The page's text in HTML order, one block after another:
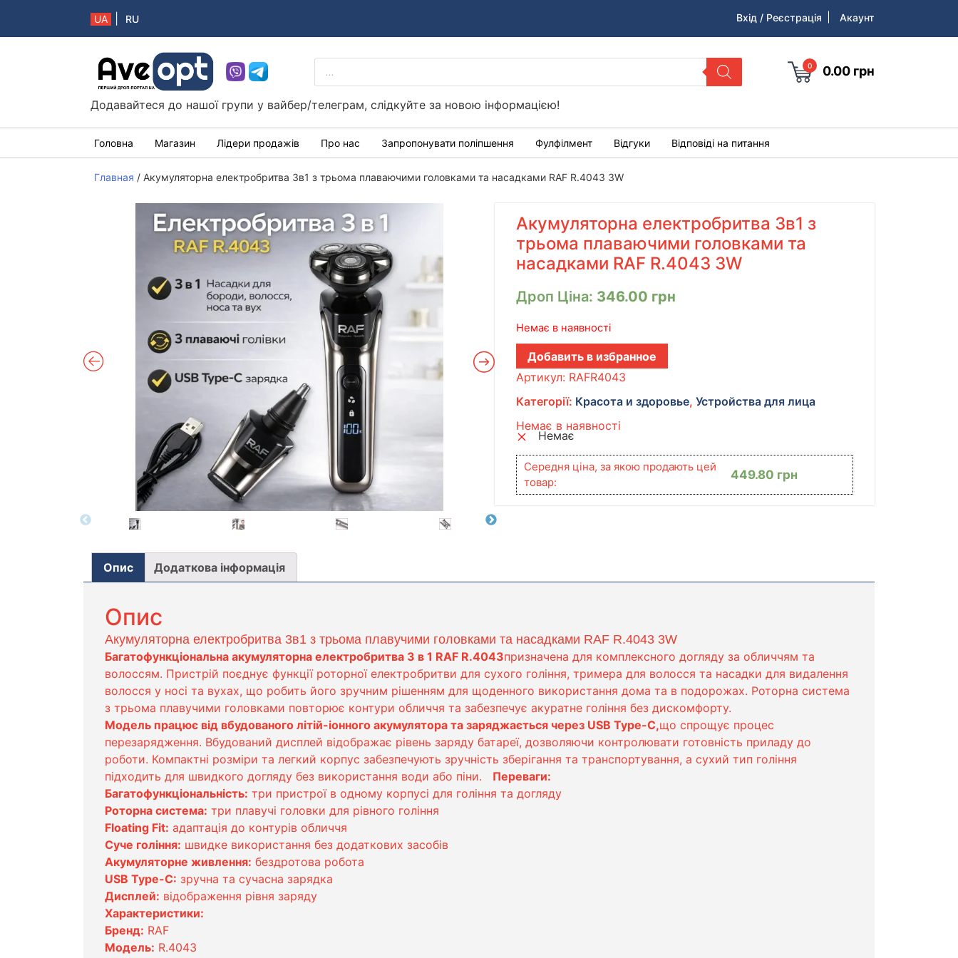
UA RU Вхід / Реєстрація Акаунт
Aveopt – оптова дропшипінг платформа в Україні
PRODUCTS
SEARCH
0 0.00 грн
Додавайтеся до нашої групи у вайбер/телеграм, слідкуйте за новою інформацією!
Головна Магазин Лідери продажів Про нас Запропонувати поліпшення Фулфілмент Відгуки Відповіді на питання
Главная / Акумуляторна електробритва 3в1 з трьома плаваючими головками та насадками RAF R.4043 3W
Акумуляторна електробритва 3в1 з
трьома плаваючими головками та
насадками RAF R.4043 3W
Дроп Ціна: 346.00 грн
Немає в наявності
Добавить в избранное
Артикул: RAFR4043
Категорії: Красота и здоровье,Устройства для лица
Немає в наявності
Немає
Середня ціна, за якою продають цей
товар:
449.80 грн
Опис Додаткова інформація
Опис
Акумуляторна електробритва 3в1 з трьома плавучими головками та насадками RAF R.4043 3W
Багатофункціональна акумуляторна електробритва 3 в 1 RAF R.4043призначена для комплексного догляду за обличчям та
волоссям. Пристрій поєднує функції роторної електробритви для сухого гоління, тримера для волосся та насадки для видалення
волосся у носі та вухах, що робить його зручним рішенням для щоденного використання дома та в подорожах. Роторна система
з трьома плавучими головками повторює контури обличчя та забезпечує акуратне гоління без дискомфорту.
Модель працює від вбудованого літій-іонного акумулятора та заряджається через USB Type-C,що спрощує процес
перезарядження. Вбудований дисплей відображає рівень заряду батареї, дозволяючи контролювати готовність приладу до
роботи. Компактні розміри та легкий корпус забезпечують зручність зберігання та транспортування, а сухий тип гоління
підходить для швидкого догляду без використання води або піни. Переваги:
Багатофункціональність: три пристрої в одному корпусі для гоління та догляду
Роторна система: три плавучі головки для рівного гоління
Floating Fit: адаптація до контурів обличчя
Суче гоління: швидке використання без додаткових засобів
Акумуляторне живлення: бездротова робота
USB Type-C: зручна та сучасна зарядка
Дисплей: відображення рівня заряду
Характеристики:
Бренд: RAF
Модель: R.4043